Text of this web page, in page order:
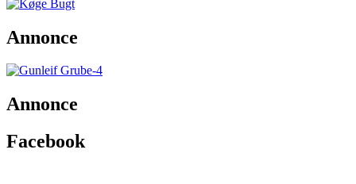
Annonce
Annonce
Facebook